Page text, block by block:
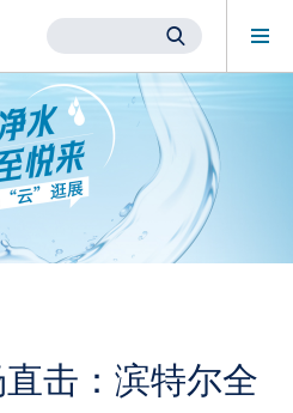
击：滨特尔全